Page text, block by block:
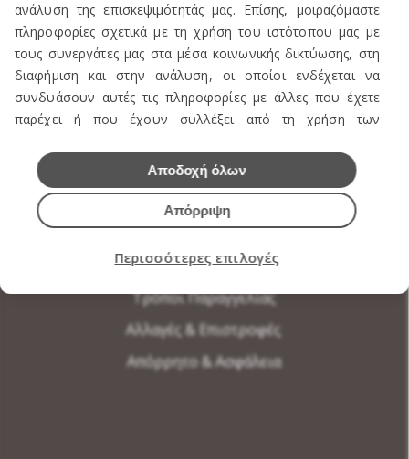
Κατάστημα-Ωράριο
Μεγεθολόγιο
Παροχές
Επικοινωνία
ΟΡΟΙ ΧΡΗΣΗΣ
Τρόποι Συνεργασίας
Τρόποι Παραγγελίας
Αλλαγές & Επιστροφές
Απόρρητο & Ασφάλεια
ανάλυση της επισκεψιμότητάς μας. Επίσης, μοιραζόμαστε
πληροφορίες σχετικά με τη χρήση του ιστότοπου μας με
τους συνεργάτες μας στα μέσα κοινωνικής δικτύωσης, στη
διαφήμιση και στην ανάλυση, οι οποίοι ενδέχεται να
συνδυάσουν αυτές τις πληροφορίες με άλλες που έχετε
παρέχει ή που έχουν συλλέξει από τη χρήση των
Απόρριψη
Αποδοχή όλων
Περισσότερες επιλογές